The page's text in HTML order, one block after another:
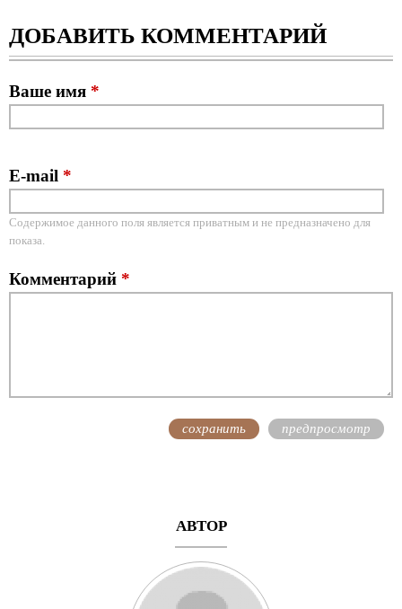
ДОБАВИТЬ КОММЕНТАРИЙ
Ваше имя *
E-mail *
Содержимое данного поля является приватным и не предназначено для
показа.
Комментарий *
АВТОР